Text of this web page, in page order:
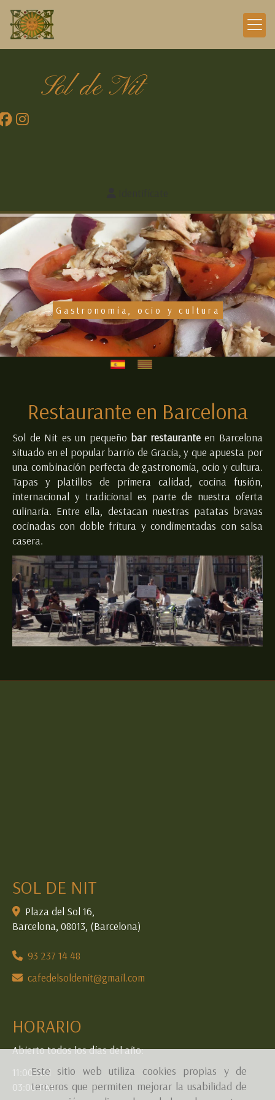
Este sitio web utiliza cookies propias y de
terceros que permiten mejorar la usabilidad de
Sol de Nit
Gastronomía, ocio y cultura
Restaurante en
Restaurante en Barcelona
Sol de Nit es un pequeño bar restauranteen Barcelona
situado en el popular barrio de Gracia, y que apuesta por
una combinación perfecta de gastronomía, ocio y cultura.
Tapas y platillos de primera calidad, cocina fusión,
internacional y tradicional es parte de nuestra oferta
culinaria. Entre ella, destacan nuestras patatas bravas
cocinadas con doble fritura y condimentadas con salsa
casera.
SOL DE NIT
Plaza del Sol 16,
Barcelona 08013 (Barcelona)
93 237 14 48
cafedelsoldenit
gmail.com
HORARIO
Abierto todos los días del año:
11:00-AM
03:00-PM